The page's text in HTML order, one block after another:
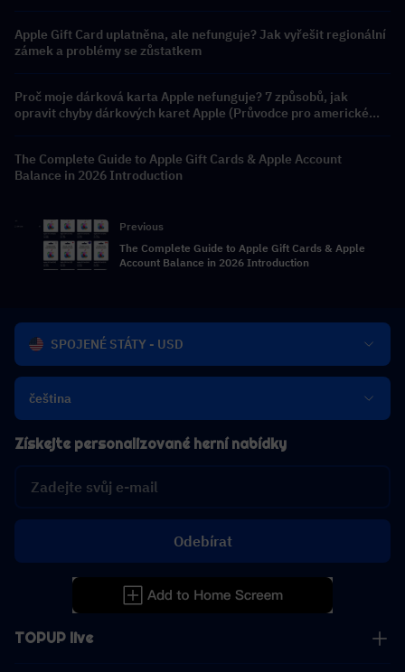
Apple Gift Card uplatněna, ale nefunguje? Jak vyřešit regionální
zámek a problémy se zůstatkem
Proč moje dárková karta Apple nefunguje? 7 způsobů, jak
opravit chyby dárkových karet Apple (Průvodce pro americké
The Complete Guide to Apple Gift Cards & Apple Account
Balance in 2026 Introduction
Previous
The Complete Guide to Apple Gift Cards & Apple
Account Balance in 2026 Introduction
SPOJENÉ STÁTY - USD
čeština
TOPUP live
Získejte personalizované herní nabídky
Odebírat